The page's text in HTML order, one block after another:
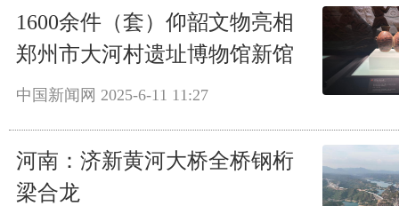
1600余件（套）仰韶文物亮相
郑州市大河村遗址博物馆新馆
中国新闻网 2025-6-11 11:27
河南：济新黄河大桥全桥钢桁
梁合龙